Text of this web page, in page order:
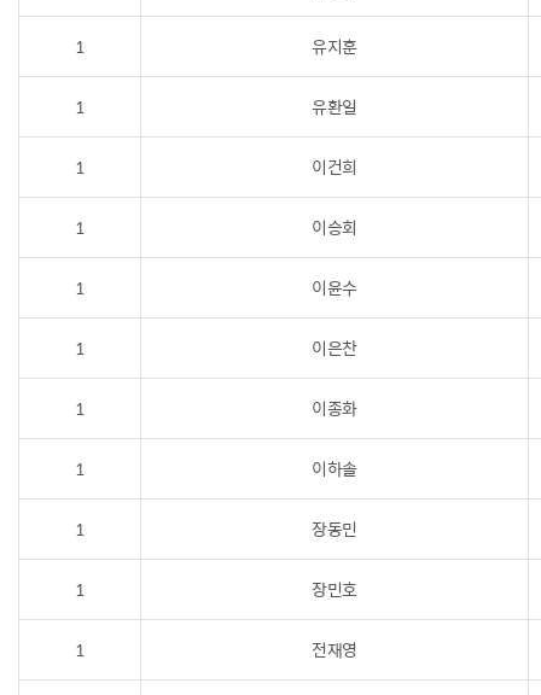
1 유지훈
1 유환일
1 이건희
1 이승회
1 이윤수
1 이은찬
1 이종화
1 이하솔
1 장동민
1 장민호
1 전재영